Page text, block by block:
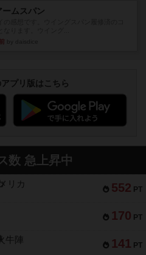
ームスパン
プリ版はこちら
数 急上昇中
552 PT
リカ
170 PT
141 PT
牛陣